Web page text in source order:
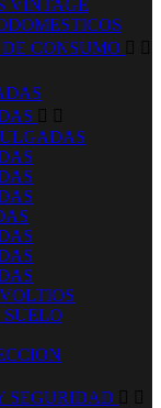
VINTAGE
CONSUMO  
 
SUELO
SEGURIDAD  